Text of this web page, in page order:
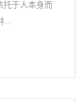
托于人本身而
...